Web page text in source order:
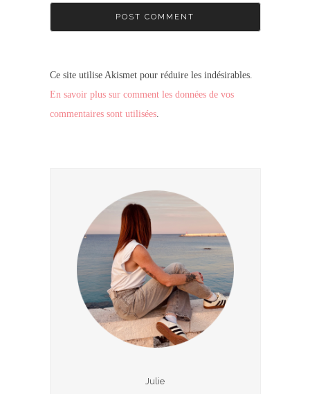
Ce site utilise Akismet pour réduire les indésirables.
En savoir plus sur comment les données de vos
commentaires sont utilisées.
Julie